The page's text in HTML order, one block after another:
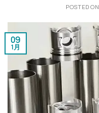
POSTED ON
09
1月